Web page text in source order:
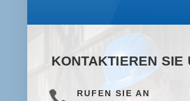
KONTAKTIEREN SIE
RUFEN SIE AN